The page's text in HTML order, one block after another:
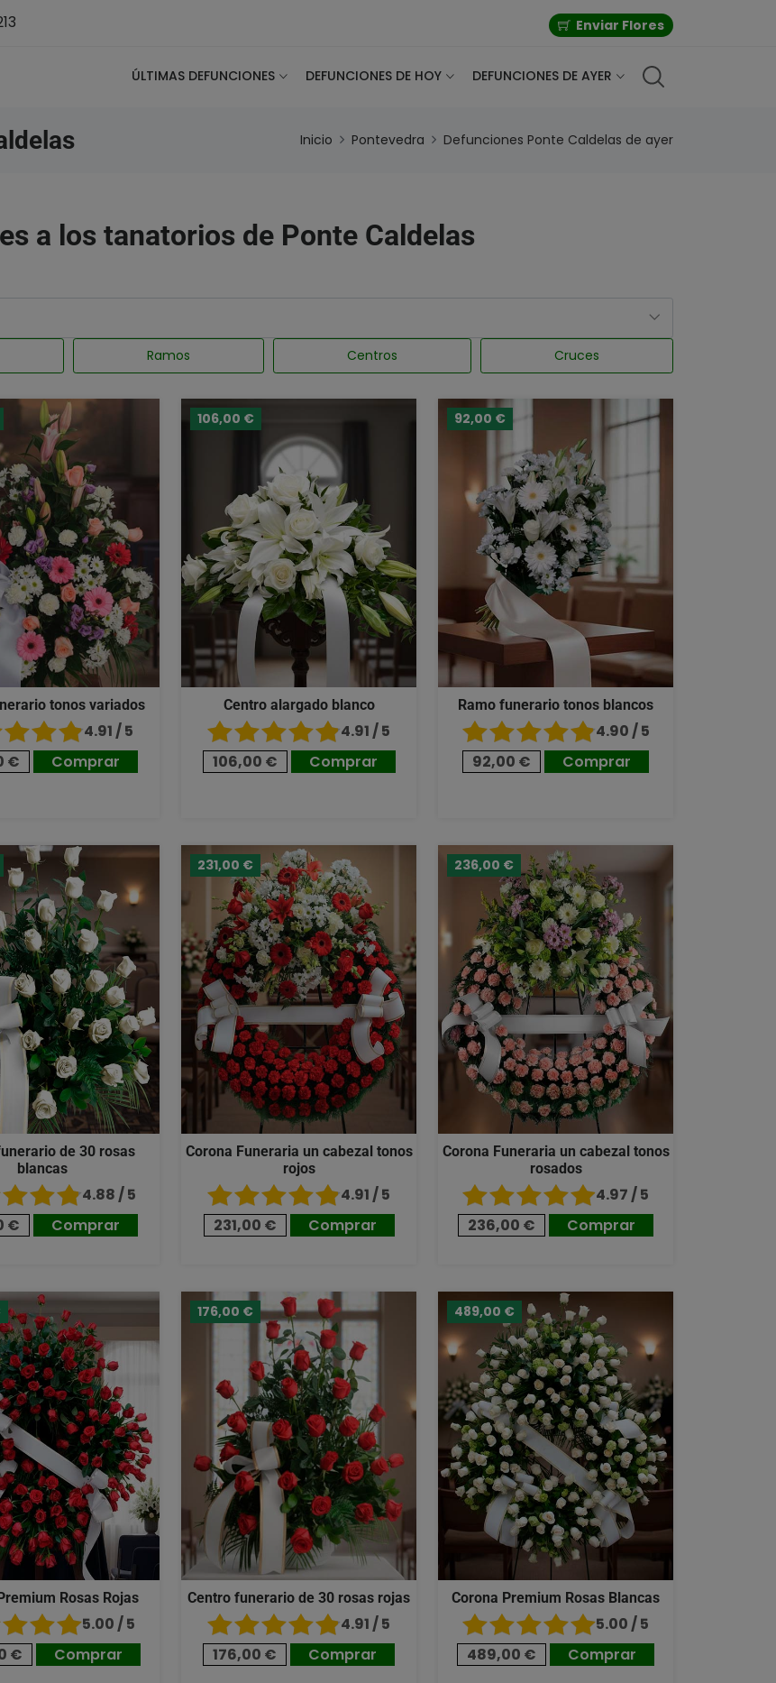
Enviar Flores
ÚLTIMAS DEFUNCIONES DEFUNCIONES DE HOY DEFUNCIONES DE AYER
Inicio Pontevedra Defunciones Ponte Caldelas de ayer
a los tanatorios de Ponte Caldelas
Ramos Centros Cruces
tonos variados
4.91 / 5
€
Comprar
106,00 €
Centro alargado blanco
4.91 / 5
106,00 €
Comprar
92,00 €
Ramo funerario tonos blancos
4.90 / 5
92,00 €
Comprar
de 30 rosas
blancas
4.88 / 5
€
Comprar
231,00 €
Corona Funeraria un cabezal tonos
rojos
4.91 / 5
231,00 €
Comprar
236,00 €
Corona Funeraria un cabezal tonos
rosados
4.97 / 5
236,00 €
Comprar
Rosas Rojas
5.00 / 5
€
Comprar
176,00 €
Centro funerario de 30 rosas rojas
4.91 / 5
176,00 €
Comprar
489,00 €
Corona Premium Rosas Blancas
5.00 / 5
489,00 €
Comprar